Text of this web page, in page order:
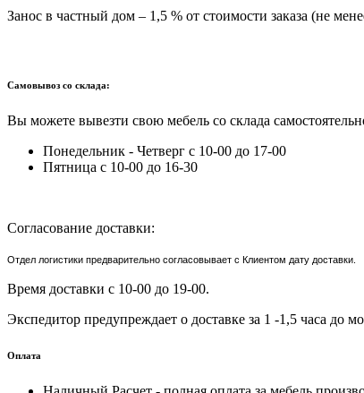
Занос в частный дом – 1,5 % от стоимости заказа (не
Самовывоз со склада:
Вы можете вывезти свою мебель со склада
Понедельник - Четверг с 10-00 до 17-00
Пятница с 10-00 до 16-30
Согласование доставки:
Отдел логистики предварительно согласовывает с Клиентом дату доставки.
Время доставки с 10-00 до 19-00.
Экспедитор предупреждает о доставке за 1 -1,5 часа до
Оплата